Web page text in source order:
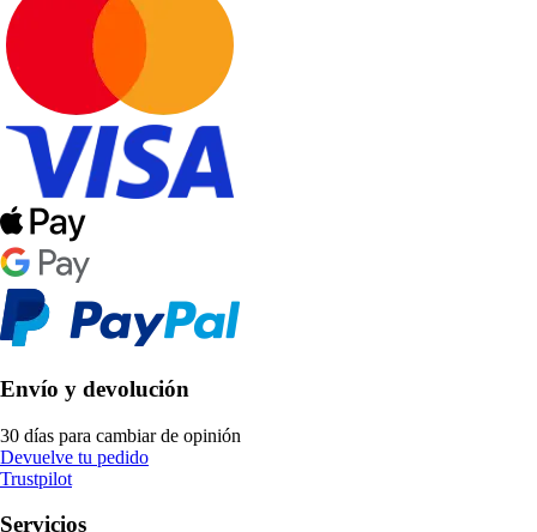
Envío y devolución
30 días para cambiar de opinión
Devuelve tu pedido
Trustpilot
Servicios